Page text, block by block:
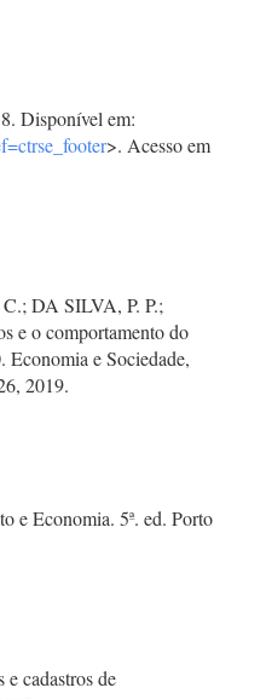
Disponível em:
>. Acesso em
DA SILVA, P. P.;
e o comportamento do
Economia e Sociedade,
2019.
Economia. 5ª. ed. Porto
cadastros de